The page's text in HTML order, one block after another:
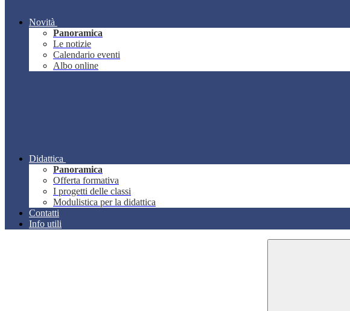
Novità
Panoramica
Le notizie
Calendario eventi
Albo online
Didattica
Panoramica
Offerta formativa
I progetti delle classi
Modulistica per la didattica
Contatti
Info utili